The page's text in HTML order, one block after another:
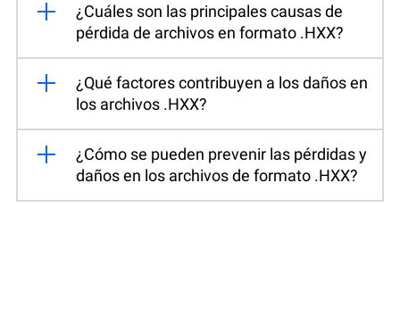
¿Cuáles son las principales causas de
pérdida de archivos en formato .HXX?
¿Qué factores contribuyen a los daños en
los archivos .HXX?
¿Cómo se pueden prevenir las pérdidas y
daños en los archivos de formato .HXX?